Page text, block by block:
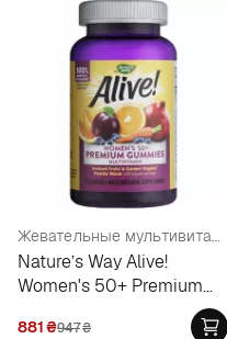
Жевательные мультивитамины для женщин 50+
Nature’s Way Alive!
Women's 50+ Premium
Gummies Multivitamin
881₴947₴